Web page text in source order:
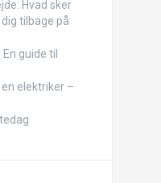
Hvad sker
tilbage på
guide til
elektriker –